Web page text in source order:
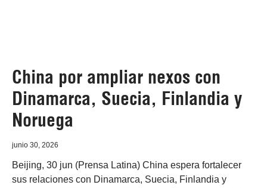
China por ampliar nexos con
Dinamarca, Suecia, Finlandia y
Noruega
junio 30, 2026
Beijing, 30 jun (Prensa Latina) China espera fortalecer
sus relaciones con Dinamarca, Suecia, Finlandia y